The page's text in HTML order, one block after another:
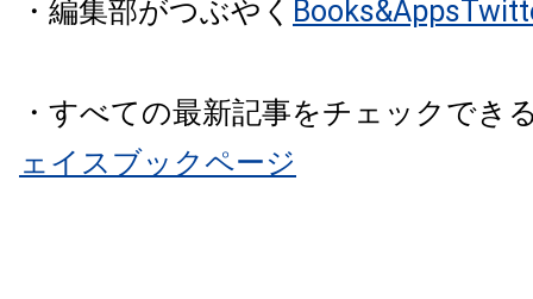
・編集部がつぶやく
・すべての最新記事をチェックでき
ェイスブックページ